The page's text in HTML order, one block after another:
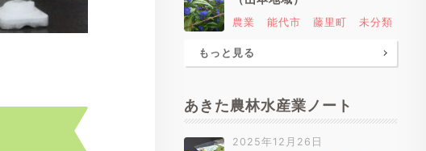
農業 能代市 藤里町 未分類
もっと見る
あきた農林水産業ノート
2025年12月26日